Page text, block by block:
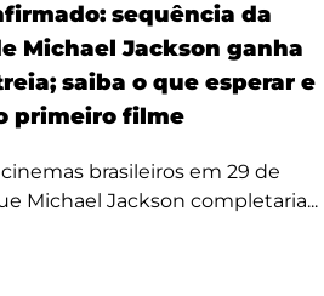
sequência da
Michael Jackson ganha
saiba o que esperar e
primeiro filme
brasileiros em 29 de
Michael Jackson completaria...